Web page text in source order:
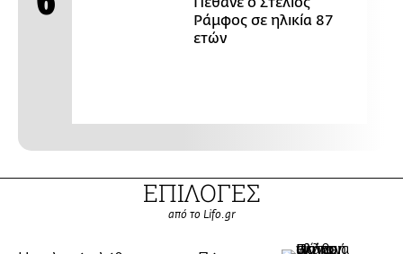
Ράμφος σε ηλικία 87
ετών
ΕΠΙΛΟΓΕΣ
από το Lifo.gr